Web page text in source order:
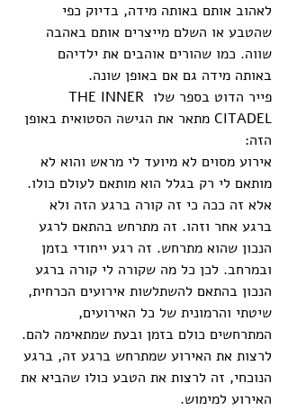
לאהוב אותם באותה מידה, בדיוק כפי
שהטבע או השלם מייצרים אותם באהבה
שווה. כמו שהורים אוהבים את ילדיהם
באותה מידה גם אם באופן שונה.
פייר הדוט בספר שלו THE INNER
CITADEL מתאר את הגישה הסטואית באופן
הזה:
אירוע מסוים לא מיועד לי מראש והוא לא
מותאם לי רק בגלל הוא מותאם לעולם כולו.
אלא זה ככה כי זה קורה ברגע הזה ולא
ברגע אחר וזהו. זה מתרחש בהתאם לרגע
הנכון שהוא מתרחש. זה רגע ייחודי בזמן
ובמרחב. לכן כל מה שקורה לי קורה ברגע
הנכון בהתאם להשתלשות אירועים הכרחית,
שיטתי והרמונית של כל האירועים,
המתרחשים כולם בזמן ובעת שמתאימה להם.
לרצות את האירוע שמתרחש ברגע זה, ברגע
הנוכחי, זה לרצות את הטבע כולו שהביא את
האירוע למימוש.